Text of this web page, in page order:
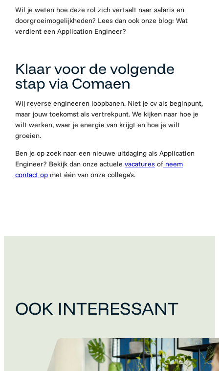
Wil je weten hoe deze rol zich vertaalt naar salaris en
doorgroeimogelijkheden? Lees dan ook onze blog: Wat
verdient een Application Engineer?
Klaar voor de volgende
stap via Comaen
Wij reverse engineeren loopbanen. Niet je cv als beginpunt,
maar jouw toekomst als vertrekpunt. We kijken naar hoe je
wilt werken, waar je energie van krijgt en hoe je wilt
groeien.
Ben je op zoek naar een nieuwe uitdaging als Application
Engineer? Bekijk dan onze actuele vacatures of neem
contact op met één van onze collega’s.
OOK INTERESSANT